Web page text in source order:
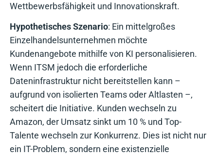
Wettbewerbsfähigkeit und Innovationskraft.
Hypothetisches Szenario: Ein mittelgroßes
Einzelhandelsunternehmen möchte
Kundenangebote mithilfe von KI personalisieren.
Wenn ITSM jedoch die erforderliche
Dateninfrastruktur nicht bereitstellen kann –
aufgrund von isolierten Teams oder Altlasten –,
scheitert die Initiative. Kunden wechseln zu
Amazon, der Umsatz sinkt um 10 % und Top-
Talente wechseln zur Konkurrenz. Dies ist nicht nur
ein IT-Problem, sondern eine existenzielle